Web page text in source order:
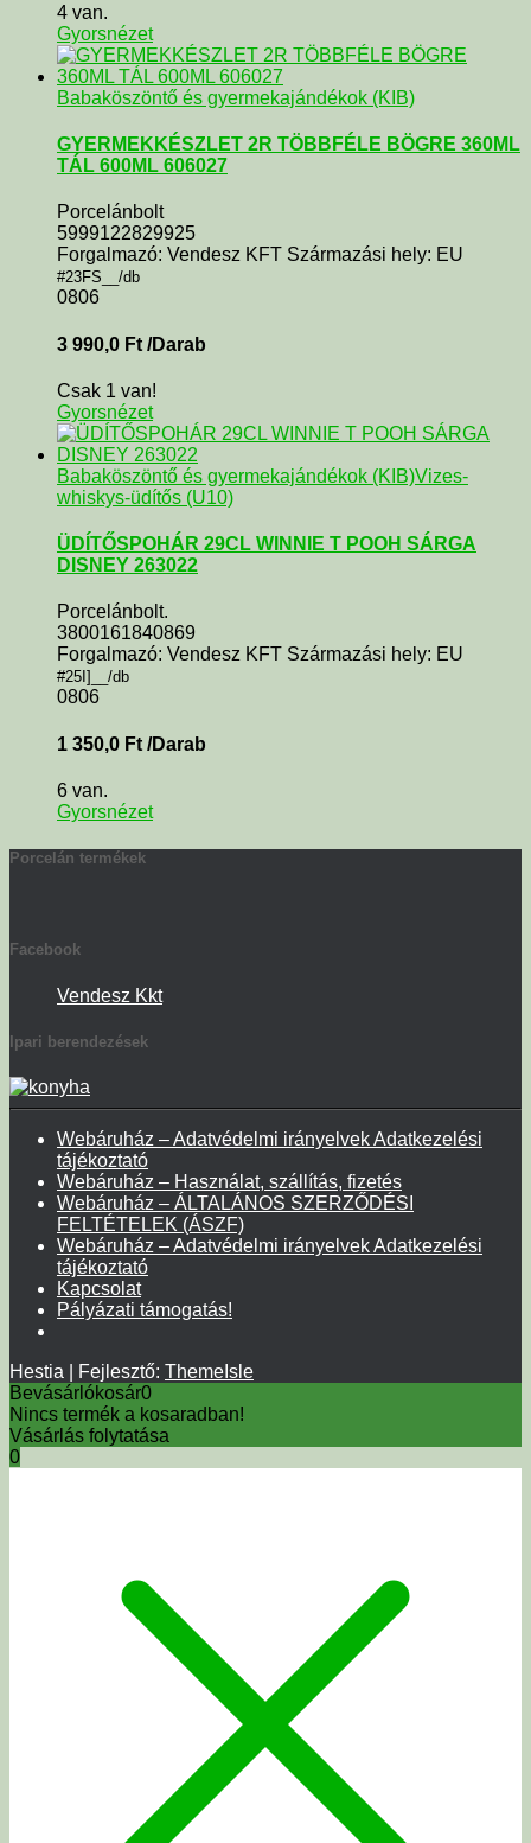
4 van.
Gyorsnézet
Babaköszöntő és gyermekajándékok (KIB)
GYERMEKKÉSZLET 2R TÖBBFÉLE BÖGRE 360ML
TÁL 600ML 606027
Porcelánbolt
5999122829925
Forgalmazó: Vendesz KFT Származási hely: EU
#23FS__/db
0806
3 990,0 Ft /Darab
Csak 1 van!
Gyorsnézet
Babaköszöntő és gyermekajándékok (KIB)Vizes-
whiskys-üdítős (U10)
ÜDÍTŐSPOHÁR 29CL WINNIE T POOH SÁRGA
DISNEY 263022
Porcelánbolt.
3800161840869
Forgalmazó: Vendesz KFT Származási hely: EU
#25I]__/db
0806
1 350,0 Ft /Darab
6 van.
Gyorsnézet
Porcelán termékek
Facebook
Vendesz Kkt
Ipari berendezések
Webáruház – Adatvédelmi irányelvek Adatkezelési
tájékoztató
Webáruház – Használat, szállítás, fizetés
Webáruház – ÁLTALÁNOS SZERZŐDÉSI
FELTÉTELEK (ÁSZF)
Webáruház – Adatvédelmi irányelvek Adatkezelési
tájékoztató
Kapcsolat
Pályázati támogatás!
Hestia | Fejlesztő: ThemeIsle
Bevásárlókosár0
Nincs termék a kosaradban!
Vásárlás folytatása
0